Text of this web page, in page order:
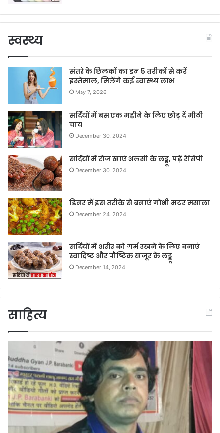
स्वस्थ्य
संतरे के छिलकों का इन 5 तरीकों से करें
इस्तेमाल, मिलेंगे कई स्वास्थ्य लाभ
May 7, 2026
सर्दियों में बस एक महीने के लिए छोड़ दें मीठी
चाय
December 30, 2024
सर्दियों में रोज खाएं अलसी के लड्डू, पढ़ें रेसिपी
December 30, 2024
डिनर में इस तरीके से बनाएं गोभी मटर मसाला
December 24, 2024
सर्दियों में शरीर को गर्म रखने के लिए बनाएं
स्वादिष्ट और पौष्टिक खजूर के लड्डू
December 14, 2024
साहित्य